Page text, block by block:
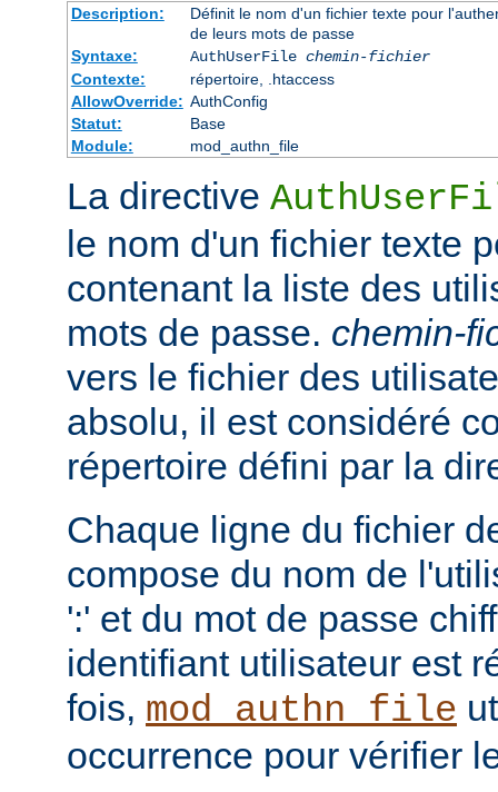
Description:
Définit le nom d'un fichier texte pour
de leurs mots de passe
Syntaxe:
AuthUserFile chemin-fichier
Contexte:
répertoire, .htaccess
AllowOverride: AuthConfig
Statut:
Base
Module:
mod_authn_file
La directive
le nom d'un fichier texte
contenant la liste des
mots de passe. chemin-
vers le fichier des
absolu, il est considéré
répertoire défini par la
Chaque ligne du fichier
compose du nom de
':' et du mot de passe
identifiant utilisateur est
fois, mod_authn_file
occurrence pour vérifier